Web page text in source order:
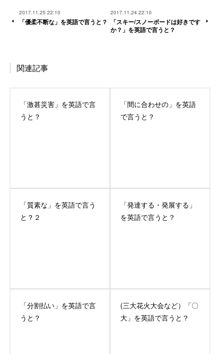
2017.11.25 22:10
「優柔不断な」を英語で言うと？
2017.11.24 22:10
「スキー/スノーボードは好きです
か？」を英語で言うと？
関連記事
「激甚災害」を英語で言
うと？
「間に合わせの」を英語
で言うと？
「質素な」を英語で言う
と？２
「発達する・発展する」
を英語で言うと？
「分割払い」を英語で言
うと？
(三大花火大会など）「〇
大」を英語で言うと？